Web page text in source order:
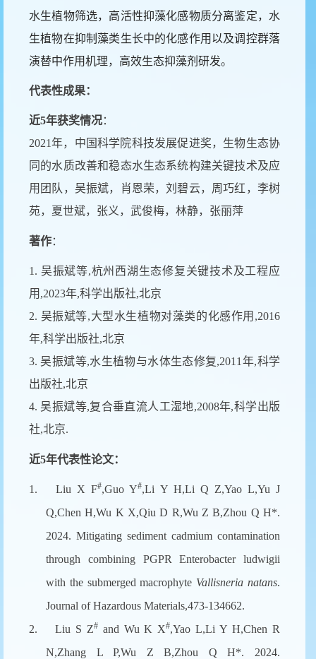
水生植物筛选，高活性抑藻化感物质分离鉴定，水
生植物在抑制藻类生长中的化感作用以及调控群落
演替中作用机理，高效生态抑藻剂研发。
代表性成果：
近5年获奖情况：
2021年，中国科学院科技发展促进奖，生物生态协
同的水质改善和稳态水生态系统构建关键技术及应
用团队，吴振斌，肖恩荣，刘碧云，周巧红，李树
苑，夏世斌，张义，武俊梅，林静，张丽萍
著作：
1. 吴振斌等,杭州西湖生态修复关键技术及工程应
用,2023年,科学出版社,北京
2. 吴振斌等,大型水生植物对藻类的化感作用,2016
年,科学出版社,北京
3. 吴振斌等,水生植物与水体生态修复,2011年,科学
出版社,北京
4. 吴振斌等,复合垂直流人工湿地,2008年,科学出版
社,北京.
近5年代表性论文：
1. Liu X F#,Guo Y#,Li Y H,Li Q Z,Yao L,Yu J
Q,Chen H,Wu K X,Qiu D R,Wu Z B,Zhou Q H*.
2024. Mitigating sediment cadmium contamination
through combining PGPR Enterobacter ludwigii
with the submerged macrophyte Vallisneria natans.
Journal of Hazardous Materials,473-134662.
2.
Liu S Z#and Wu K X#,Yao L,Li Y H,Chen R
N,Zhang L P,Wu Z B,Zhou Q H*. 2024.